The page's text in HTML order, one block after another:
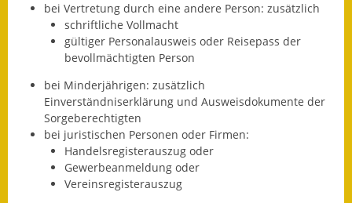
Haushaltspläne
Jahresabschlüsse
Wasserversorgung
Mitarbeiter
Notruftafel
bei Vertretung durch eine andere Person: zusätzlich
schriftliche Vollmacht
gültiger Personalausweis oder Reisepass der
bevollmächtigten Person
bei Minderjährigen: zusätzlich
Einverständniserklärung und Ausweisdokumente der
Sorgeberechtigten
bei juristischen Personen oder Firmen:
Handelsregisterauszug oder
Gewerbeanmeldung oder
Vereinsregisterauszug